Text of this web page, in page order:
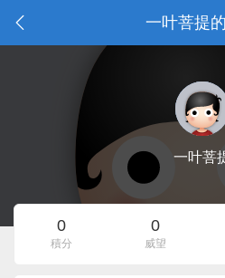
一叶菩提
一叶菩
0
積分
0
威望